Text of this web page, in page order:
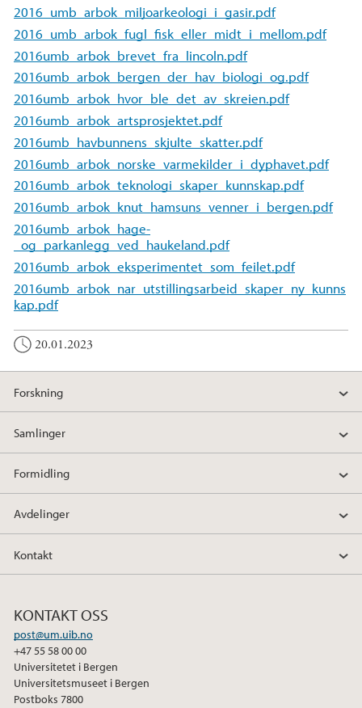
2016_umb_arbok_miljoarkeologi_i_gasir.pdf
2016_umb_arbok_fugl_fisk_eller_midt_i_mellom.pdf
2016umb_arbok_brevet_fra_lincoln.pdf
2016umb_arbok_bergen_der_hav_biologi_og.pdf
2016umb_arbok_hvor_ble_det_av_skreien.pdf
2016umb_arbok_artsprosjektet.pdf
2016umb_havbunnens_skjulte_skatter.pdf
2016umb_arbok_norske_varmekilder_i_dyphavet.pdf
2016umb_arbok_teknologi_skaper_kunnskap.pdf
2016umb_arbok_knut_hamsuns_venner_i_bergen.pdf
2016umb_arbok_hage-
_og_parkanlegg_ved_haukeland.pdf
2016umb_arbok_eksperimentet_som_feilet.pdf
2016umb_arbok_nar_utstillingsarbeid_skaper_ny_kunns
kap.pdf
20.01.2023
Forskning
Samlinger
Formidling
Avdelinger
Kontakt
KONTAKT OSS
post@um.uib.no
+47 55 58 00 00
Universitetet i Bergen
Universitetsmuseet i Bergen
Postboks 7800